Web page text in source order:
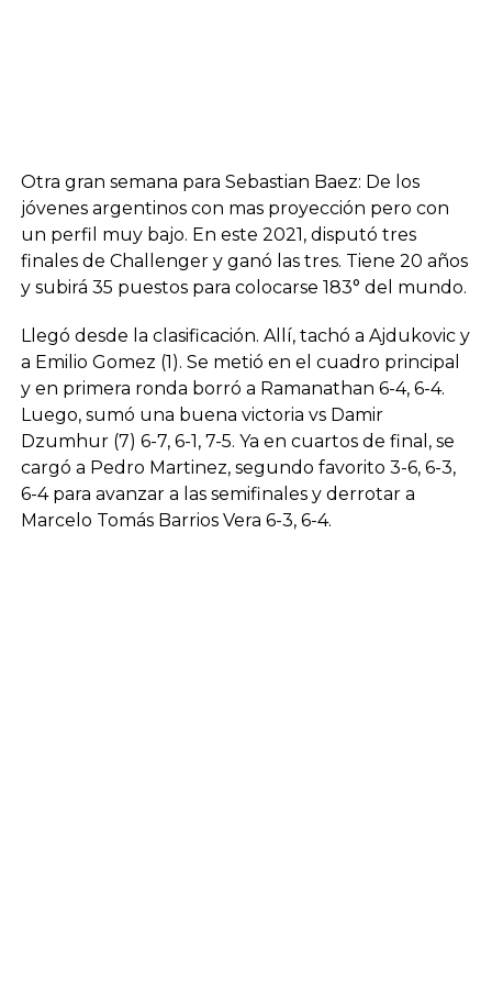
Otra gran semana para Sebastian Baez: De los
jóvenes argentinos con mas proyección pero con
un perfil muy bajo. En este 2021, disputó tres
finales de Challenger y ganó las tres. Tiene 20 años
y subirá 35 puestos para colocarse 183° del mundo.
Llegó desde la clasificación. Allí, tachó a Ajdukovic y
a Emilio Gomez (1). Se metió en el cuadro principal
y en primera ronda borró a Ramanathan 6-4, 6-4.
Luego, sumó una buena victoria vs Damir
Dzumhur (7) 6-7, 6-1, 7-5. Ya en cuartos de final, se
cargó a Pedro Martinez, segundo favorito 3-6, 6-3,
6-4 para avanzar a las semifinales y derrotar a
Marcelo Tomás Barrios Vera 6-3, 6-4.